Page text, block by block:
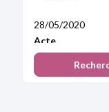
Acte
Réduction du
28/05/2020